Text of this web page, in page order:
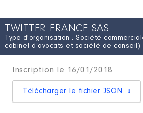
TWITTER FRANCE SAS
Type d'organisation : Société
cabinet d’avocats et société de conseil)
Inscription le 16/01/2018
Télécharger le fichier JSON